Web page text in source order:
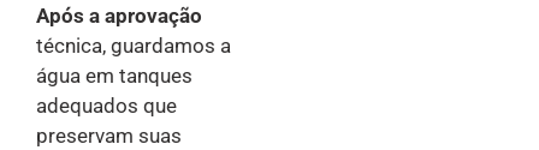
Após a aprovação
técnica, guardamos a
água em tanques
adequados que
preservam suas